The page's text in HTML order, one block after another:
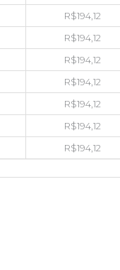
R$194,12
R$194,12
R$194,12
R$194,12
R$194,12
R$194,12
R$194,12